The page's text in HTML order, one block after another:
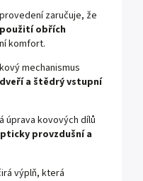
zaručuje, že
obřích
komfort.
mechanismus
a štědrý vstupní
úprava kovových dílů
provzdušní a
výplň, která